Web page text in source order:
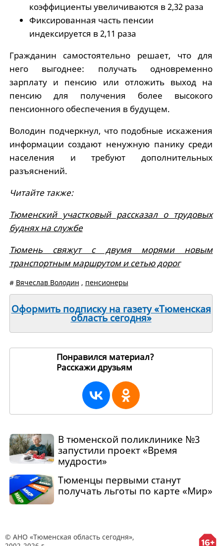
коэффициенты увеличиваются в 2,32 раза
Фиксированная часть пенсии
индексируется в 2,11 раза
Гражданин самостоятельно решает, что для
него выгоднее: получать одновременно
зарплату и пенсию или отложить выход на
пенсию для получения более высокого
пенсионного обеспечения в будущем.
Володин подчеркнул, что подобные искажения
информации создают ненужную панику среди
населения и требуют дополнительных
разъяснений.
Читайте также:
Тюменский участковый рассказал о трудовых
буднях на службе
Тюмень свяжут с двумя морями новым
транспортным маршрутом и сетью дорог
# Вячеслав Володин , пенсионеры
Оформить подписку на газету «Тюменская
область сегодня»
Понравился материал?
Расскажи друзьям
В тюменской поликлинике №3
запустили проект «Время
мудрости»
Тюменцы первыми станут
получать льготы по карте «Мир»
© АНО «Тюменская область сегодня»,